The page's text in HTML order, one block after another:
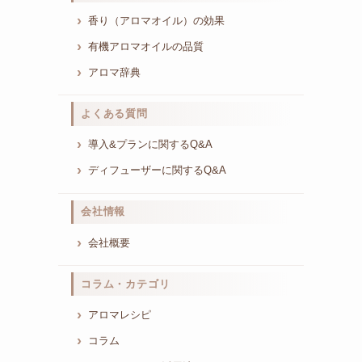
香り（アロマオイル）の効果
有機アロマオイルの品質
アロマ辞典
よくある質問
導入&プランに関するQ&A
ディフューザーに関するQ&A
会社情報
会社概要
コラム・カテゴリ
アロマレシピ
コラム